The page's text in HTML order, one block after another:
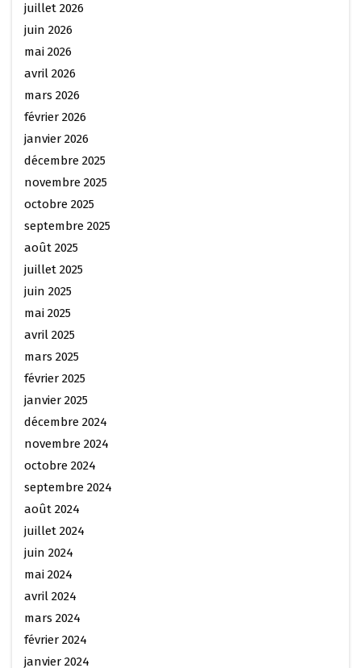
juillet 2026
juin 2026
mai 2026
avril 2026
mars 2026
février 2026
janvier 2026
décembre 2025
novembre 2025
octobre 2025
septembre 2025
août 2025
juillet 2025
juin 2025
mai 2025
avril 2025
mars 2025
février 2025
janvier 2025
décembre 2024
novembre 2024
octobre 2024
septembre 2024
août 2024
juillet 2024
juin 2024
mai 2024
avril 2024
mars 2024
février 2024
janvier 2024